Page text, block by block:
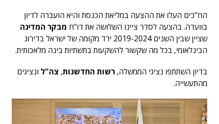
הח"כים העלו את ההצעה במליאת הכנסת והיא הועברה לדיון
בוועדה. בהצעה לסדר ציינו השלושה את דו"ח מבקר המדינה
שציין שבין השנים 2019-2024 ירד מקומה של ישראל בדירוג
הבינלאומי, בכל מה שקשור להשקעות בתשתיות בינה מלאכותית.
בדיון השתתפו נציגי הממשלה, רשות החדשנות, צה"ל ונציגים
מהתעשייה.